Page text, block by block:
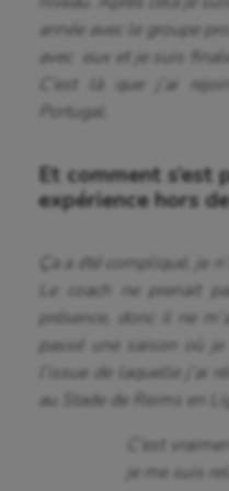
année avec le groupe
avec eux et je suis
C’est là que j’ai
Portugal.
Et comment s’est
expérience hors
Ça a été compliqué, je
Le coach ne prenait
présence, donc il ne
passé une saison où
l’issue de laquelle j’ai
au Stade de Reims en
C’est
je me suis